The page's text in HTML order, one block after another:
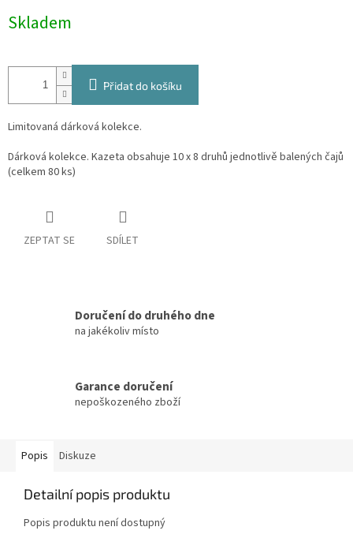
cena:
Skladem
Přidat do košíku
Limitovaná dárková kolekce.
Dárková kolekce. Kazeta obsahuje 10 x 8 druhů jednotlivě balených čajů
(celkem 80 ks)
ZEPTAT SE SDÍLET
Doručení do druhého dne
na jakékoliv místo
Garance doručení
nepoškozeného zboží
Popis Diskuze
Detailní popis produktu
Popis produktu není dostupný